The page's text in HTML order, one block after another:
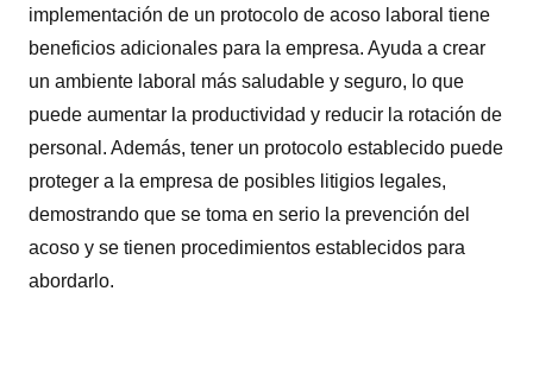
implementación de un protocolo de acoso laboral tiene
beneficios adicionales para la empresa. Ayuda a crear
un ambiente laboral más saludable y seguro, lo que
puede aumentar la productividad y reducir la rotación de
personal. Además, tener un protocolo establecido puede
proteger a la empresa de posibles litigios legales,
demostrando que se toma en serio la prevención del
acoso y se tienen procedimientos establecidos para
abordarlo.